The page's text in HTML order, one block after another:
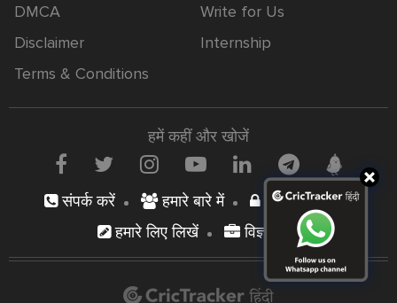
DMCA
Disclaimer
Terms & Conditions
Write for Us
Internship
हमें कहीं और खोजें
संपर्क करें हमारे बारे में
निजता नीति
हमारे लिए लिखें
विज्ञापन दें